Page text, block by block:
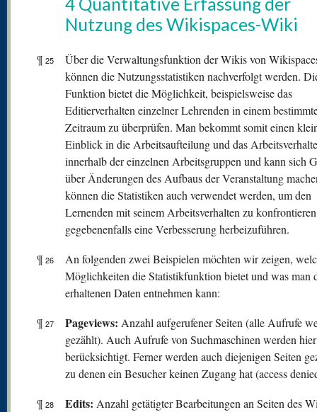
Nutzung des Wikispaces-Wiki
¶ 25
Über die Verwaltungsfunktion der Wikis von
können die Nutzungsstatistiken nachverfolgt werden.
Funktion bietet die Möglichkeit, beispielsweise das
Editierverhalten einzelner Lehrenden in einem
Zeitraum zu überprüfen. Man bekommt somit einen
Einblick in die Arbeitsaufteilung und das
innerhalb der einzelnen Arbeitsgruppen und kann sich
über Änderungen des Aufbaus der Veranstaltung
können die Statistiken auch verwendet werden, um den
Lernenden mit seinem Arbeitsverhalten zu
gegebenenfalls eine Verbesserung herbeizuführen.
¶ 26
An folgenden zwei Beispielen möchten wir zeigen,
Möglichkeiten die Statistikfunktion bietet und was man
erhaltenen Daten entnehmen kann:
¶ 27 Pageviews: Anzahl aufgerufener Seiten (alle Aufrufe
gezählt). Auch Aufrufe von Suchmaschinen werden hier
berücksichtigt. Ferner werden auch diejenigen Seiten
zu denen ein Besucher keinen Zugang hat (access
¶ 28 Edits: Anzahl getätigter Bearbeitungen an Seiten des